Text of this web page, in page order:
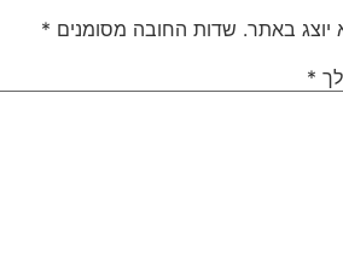
יוצג באתר. שדות החובה מסומנים *
*